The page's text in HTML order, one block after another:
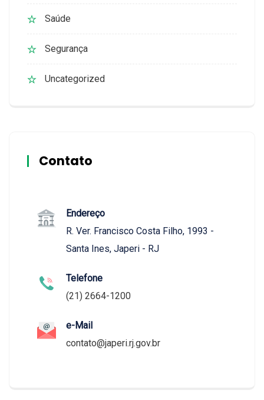
Saúde
Segurança
Uncategorized
Contato
Endereço
R. Ver. Francisco Costa Filho, 1993 -
Santa Ines, Japeri - RJ
Telefone
(21) 2664-1200
e-Mail
contato@japeri.rj.gov.br